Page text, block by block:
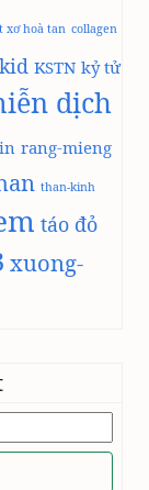
xơ hoà tan collagen
kid KSTN kỷ tử
dịch
rang-mieng
than-kinh
táo đỏ
xuong-